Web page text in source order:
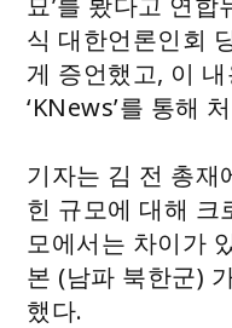
식 대한언론인회
게 증언했고, 이
‘KNews’를 통해
기자는 김 전 총재
힌 규모에 대해 크
모에서는 차이가
본 (남파 북한군)
했다.